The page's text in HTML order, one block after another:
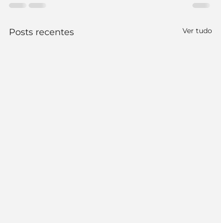
Posts recentes Ver tudo